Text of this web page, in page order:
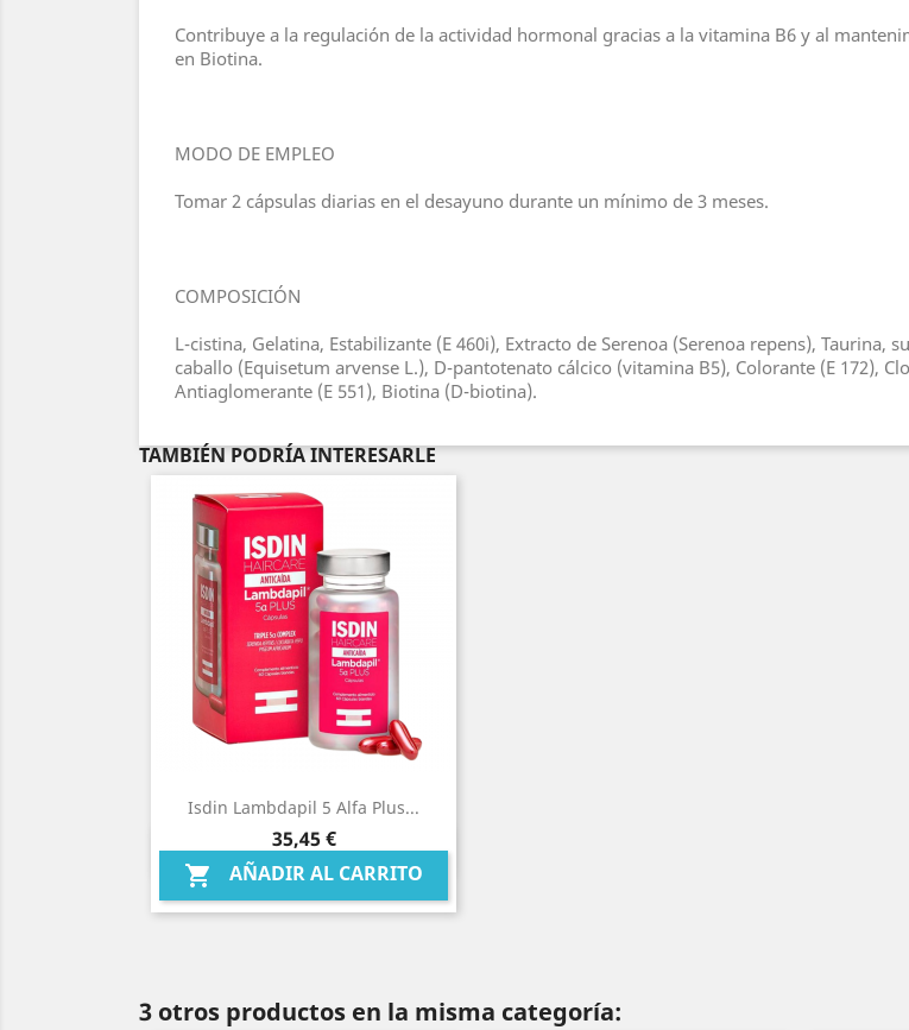
Contribuye a la regulación de la actividad hormonal gracias a la vitamina B6 y al
en Biotina.
MODO DE EMPLEO
Tomar 2 cápsulas diarias en el desayuno durante un mínimo de 3 meses.
COMPOSICIÓN
L-cistina, Gelatina, Estabilizante (E 460i), Extracto de Serenoa (Serenoa repens),
caballo (Equisetum arvense L.), D-pantotenato cálcico (vitamina B5), Colorante (E 172),
Antiaglomerante (E 551), Biotina (D-biotina).
TAMBIÉN PODRÍA INTERESARLE
Isdin Lambdapil 5 Alfa Plus...
Precio
35,45 €
 AÑADIR AL CARRITO
Vista rápida
3 otros productos en la misma categoría: